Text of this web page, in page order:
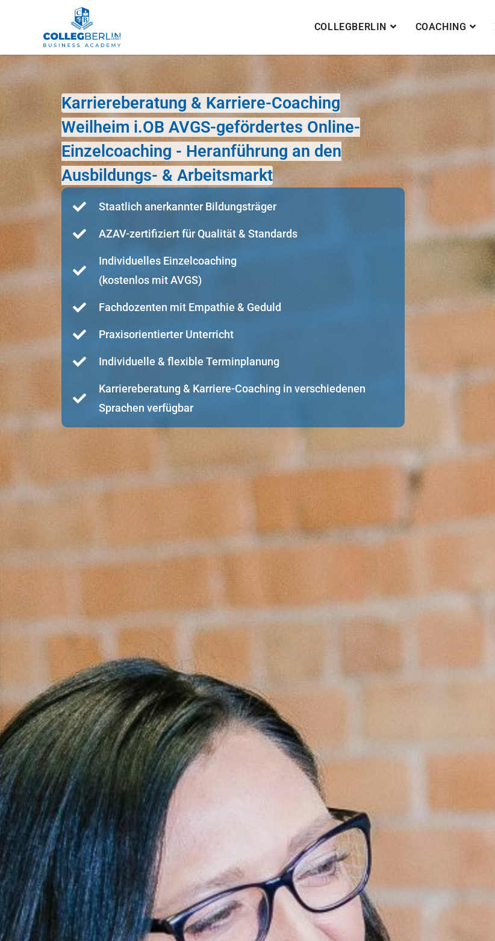
COLLEGBERLIN COACHING
Karriereberatung & Karriere-Coaching
Weilheim i.OB AVGS-gefördertes Online-
Einzelcoaching - Heranführung an den
Ausbildungs- & Arbeitsmarkt
Staatlich anerkannter Bildungsträger
AZAV-zertifiziert für Qualität & Standards
Individuelles Einzelcoaching
(kostenlos mit AVGS)
Fachdozenten mit Empathie & Geduld
Praxisorientierter Unterricht
Individuelle & flexible Terminplanung
Karriereberatung & Karriere-Coaching in verschiedenen
Sprachen verfügbar